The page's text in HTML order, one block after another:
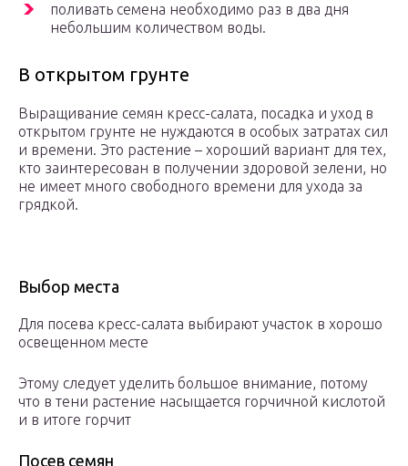
поливать семена необходимо раз в два дня
небольшим количеством воды.
В открытом грунте
Выращивание семян кресс-салата, посадка и уход в
открытом грунте не нуждаются в особых затратах сил
и времени. Это растение – хороший вариант для тех,
кто заинтересован в получении здоровой зелени, но
не имеет много свободного времени для ухода за
грядкой.
Выбор места
Для посева кресс-салата выбирают участок в хорошо
освещенном месте
Этому следует уделить большое внимание, потому
что в тени растение насыщается горчичной кислотой
и в итоге горчит
Посев семян